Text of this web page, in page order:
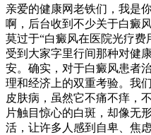
亲爱的健康网老铁们，我是
啊，后台收到不少关于白癜
莫过于“白癜风在医院光疗
受到大家字里行间那种对健
安。确实，对于白癜风患者
理和经济上的双重考验。我
皮肤病，虽然它不痛不痒，
片触目惊心的白斑，却像无
活，让许多人感到自卑、焦